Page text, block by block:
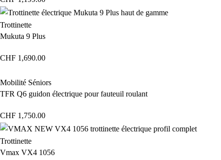
Trottinette
Mukuta 9 Plus
CHF 1,690.00
Mobilité Séniors
TFR Q6 guidon électrique pour fauteuil roulant
CHF 1,750.00
Trottinette
Vmax VX4 1056